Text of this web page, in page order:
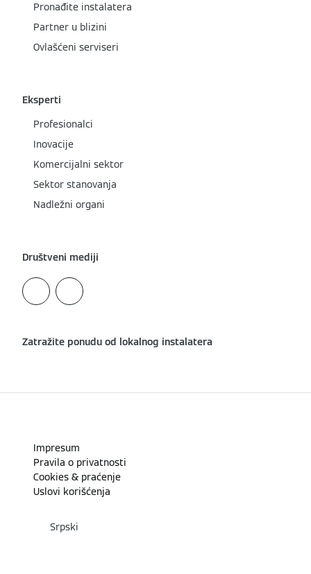
Pronađite instalatera
Partner u blizini
Ovlašćeni serviseri
Eksperti
Profesionalci
Inovacije
Komercijalni sektor
Sektor stanovanja
Nadležni organi
Društveni mediji
Zatražite ponudu od lokalnog instalatera
Impresum
Pravila o privatnosti
Cookies & praćenje
Uslovi korišćenja
Srpski